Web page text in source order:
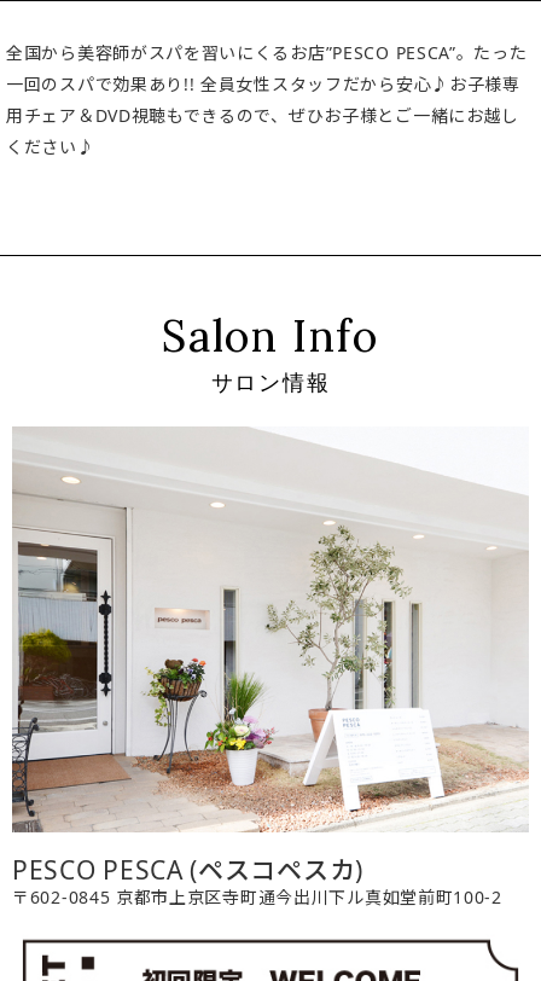
全国から美容師がスパを習いにくるお店”PESCO PESCA”。たった
一回のスパで効果あり!! 全員女性スタッフだから安心♪お子様専
用チェア＆DVD視聴もできるので、ぜひお子様とご一緒にお越し
ください♪
Salon Info
サロン情報
PESCO PESCA (ペスコペスカ)
〒602-0845 京都市上京区寺町通今出川下ル真如堂前町100-2